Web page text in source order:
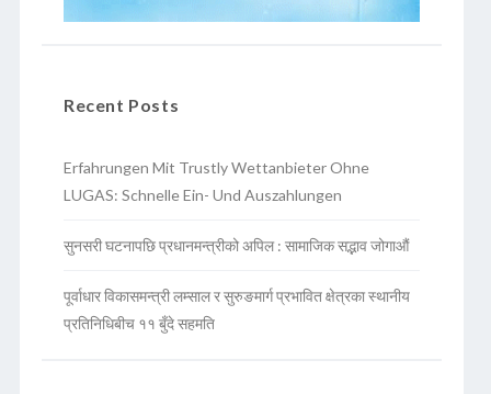
Recent Posts
Erfahrungen Mit Trustly Wettanbieter Ohne
LUGAS: Schnelle Ein- Und Auszahlungen
सुनसरी घटनापछि प्रधानमन्त्रीको अपिल : सामाजिक सद्भाव जोगाऔं
पूर्वाधार विकासमन्त्री लम्साल र सुरुङमार्ग प्रभावित क्षेत्रका स्थानीय
प्रतिनिधिबीच ११ बुँदे सहमति